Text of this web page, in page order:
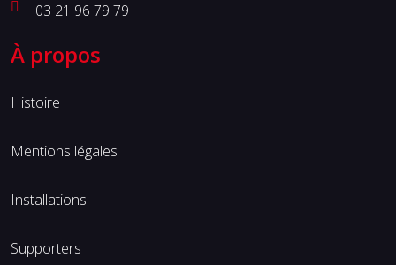
03 21 96 79 79
À propos
Histoire
Mentions légales
Installations
Supporters